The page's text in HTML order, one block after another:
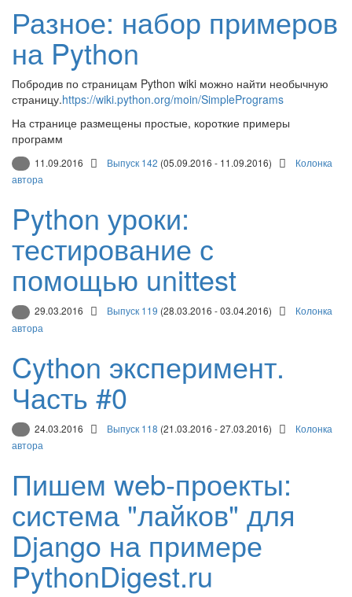
Разное: набор примеров
на Python
Побродив по страницам Python wiki можно найти необычную
страницу.https://wiki.python.org/moin/SimplePrograms
На странице размещены простые, короткие примеры
программ
11.09.2016 Выпуск 142 (05.09.2016 - 11.09.2016)
Колонка
автора
Python уроки:
тестирование с
помощью unittest
29.03.2016 Выпуск 119 (28.03.2016 - 03.04.2016)
Колонка
автора
Cython эксперимент.
Часть #0
24.03.2016 Выпуск 118 (21.03.2016 - 27.03.2016)
Колонка
автора
Пишем web-проекты:
система "лайков" для
Django на примере
PythonDigest.ru